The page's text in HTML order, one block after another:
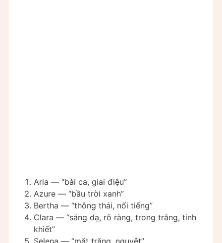
Aria — “bài ca, giai điệu”
Azure — “bầu trời xanh”
Bertha — “thông thái, nổi tiếng”
Clara — “sáng dạ, rõ ràng, trong trắng, tinh
khiết”
Selena — “mặt trăng, nguyệt”